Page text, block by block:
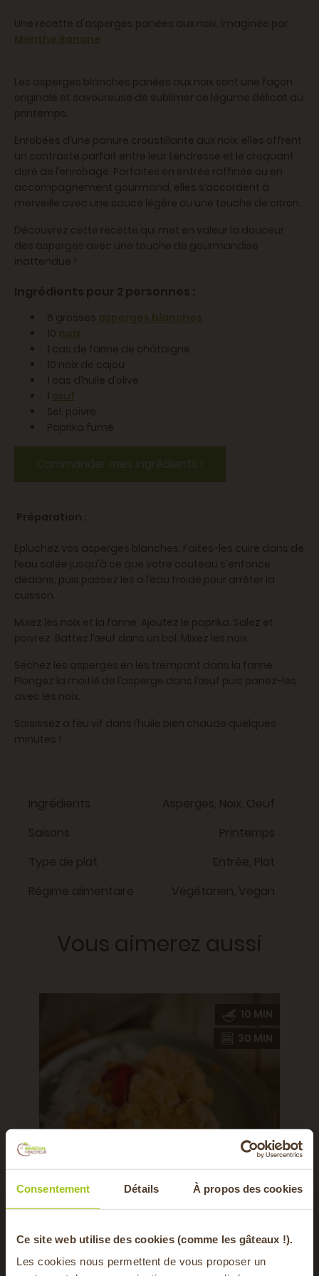
Consentement Détails À propos des cookies
Ce site web utilise des cookies (comme les gâteaux !).
Les cookies nous permettent de vous proposer un
Une recette d'asperges panées aux noix, imaginée par
Menthe Banane
Les asperges blanches panées aux noix sont une façon
originale et savoureuse de sublimer ce légume délicat du
printemps.
Enrobées d’une panure croustillante aux noix, elles offrent
un contraste parfait entre leur tendresse et le croquant
doré de l’enrobage. Parfaites en entrée raffinée ou en
accompagnement gourmand, elles s’accordent à
merveille avec une sauce légère ou une touche de citron.
Découvrez cette recette qui met en valeur la douceur
des asperges avec une touche de gourmandise
inattendue !
Ingrédients pour 2 personnes :
6 grosses asperges blanches
10 noix
1 cas de farine de châtaigne
10 noix de cajou
1 cas d’huile d’olive
1 œuf
Sel, poivre
Paprika fumé
Commander mes ingrédients !
Préparation :
Epluchez vos asperges blanches. Faites-les cuire dans de
l’eau salée jusqu'à ce que votre couteau s'enfonce
dedans, puis passez les a l’eau froide pour arrêter la
cuisson.
Mixez les noix et la farine. Ajoutez le paprika. Salez et
poivrez. Battez l’œuf dans un bol. Mixez les noix.
Séchez les asperges en les trempant dans la farine.
Plongez la moitié de l’asperge dans l’œuf puis panez-les
avec les noix.
Saisissez a feu vif dans l’huile bien chaude quelques
minutes !
Ingrédients
Asperges, Noix, Oeuf
Saisons
Printemps
Type de plat
Entrée, Plat
Régime alimentaire
Végétarien, Vegan
Vous aimerez aussi
10 MIN
30 MIN
-20% offerts sur